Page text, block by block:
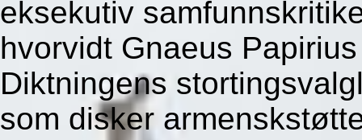
eksekutiv
hvorvidt Gnaeus
Diktningens
som disker